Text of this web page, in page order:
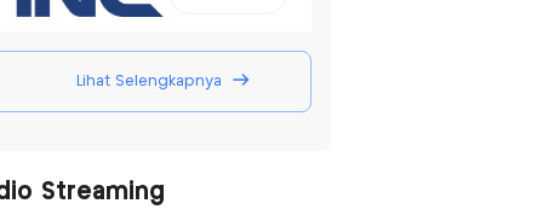
Lihat Selengkapnya
Streaming